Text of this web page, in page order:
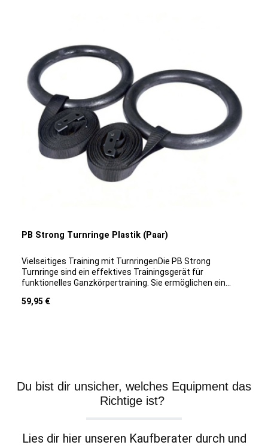
cmGewicht: 1,8 kgFarbe: Schwarz, NaturholzBelastung:
max. 300 kgBesonderheit: Optimale Haftung von
Magnesium
PB Strong Turnringe Plastik (Paar)
Vielseitiges Training mit TurnringenDie PB Strong
Turnringe sind ein effektives Trainingsgerät für
funktionelles Ganzkörpertraining. Sie ermöglichen ein
fördern gezielt Kraft, Stabilität und Koordination –
Befestigungsgurte lassen sich einfach an stabilen
Verankerungspunkten montieren und individuell anpassen.
So sind die Turnringe flexibel einsetzbar und schnell
Regulärer Preis:
59,95 €
Du bist dir unsicher, welches Equipment das
Richtige ist?
Lies dir hier unseren Kaufberater durch und